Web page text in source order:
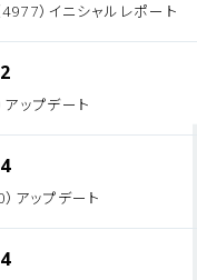
）イニシャルレポート
ップデート
アップデート